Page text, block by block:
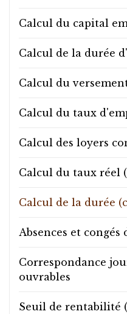
03 87 62 21 02
Calcul du capital
Calcul de la durée
Calcul du
Calcul du taux
Calcul des loyers
Calcul du taux réel
Calcul de la durée
Absences et congés
Correspondance
ouvrables
Seuil de rentabilité